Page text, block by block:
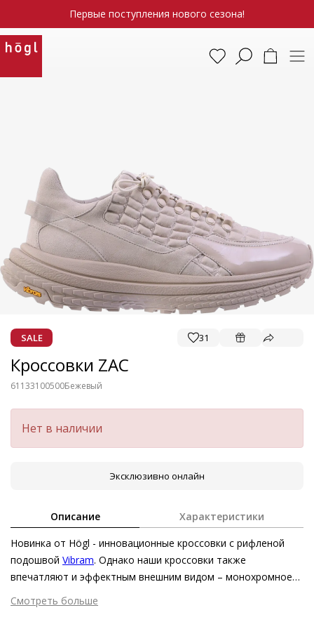
Первые поступления нового сезона!
SALE 31
Кроссовки ZAC
61133100500Бежевый
Нет в наличии
Эксклюзивно онлайн
Описание Характеристики
Новинка от Högl - инновационные кроссовки с рифленой
подошвой Vibram. Однако наши кроссовки также
впечатляют и эффектным внешним видом – монохромное
сочетание козьей кожи с бархатистым финишем и
текстильного материала с тиснением под крокодила
Смотреть больше